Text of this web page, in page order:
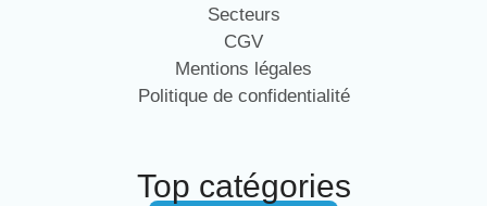
Secteurs
CGV
Mentions légales
Politique de confidentialité
Top catégories